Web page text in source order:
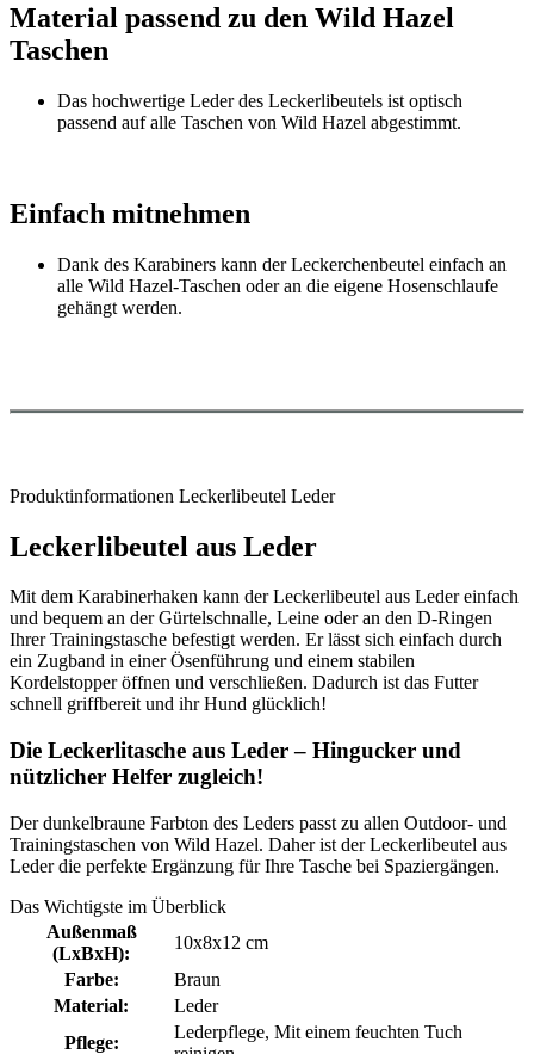
Material passend zu den Wild Hazel
Taschen
Das hochwertige Leder des Leckerlibeutels ist optisch
passend auf alle Taschen von Wild Hazel abgestimmt.
Einfach mitnehmen
Dank des Karabiners kann der Leckerchenbeutel einfach an
alle Wild Hazel-Taschen oder an die eigene Hosenschlaufe
gehängt werden.
Produktinformationen Leckerlibeutel Leder
Leckerlibeutel aus Leder
Mit dem Karabinerhaken kann der Leckerlibeutel aus Leder einfach
und bequem an der Gürtelschnalle, Leine oder an den D-Ringen
Ihrer Trainingstasche befestigt werden. Er lässt sich einfach durch
ein Zugband in einer Ösenführung und einem stabilen
Kordelstopper öffnen und verschließen. Dadurch ist das Futter
schnell griffbereit und ihr Hund glücklich!
Die Leckerlitasche aus Leder – Hingucker und
nützlicher Helfer zugleich!
Der dunkelbraune Farbton des Leders passt zu allen Outdoor- und
Trainingstaschen von Wild Hazel. Daher ist der Leckerlibeutel aus
Leder die perfekte Ergänzung für Ihre Tasche bei Spaziergängen.
Das Wichtigste im Überblick
Außenmaß
(LxBxH):
10x8x12 cm
Farbe:
Braun
Material:
Leder
Pflege:
Lederpflege, Mit einem feuchten Tuch